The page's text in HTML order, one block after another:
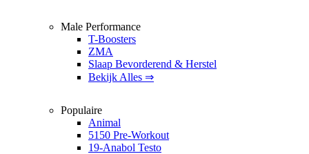
Male Performance
T-Boosters
ZMA
Slaap Bevorderend & Herstel
Bekijk Alles ⇒
Populaire
Animal
5150 Pre-Workout
19-Anabol Testo